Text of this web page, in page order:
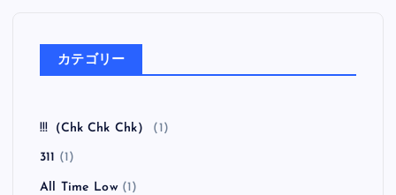
カテゴリー
!!!（Chk Chk Chk） (1)
311 (1)
All Time Low(1)